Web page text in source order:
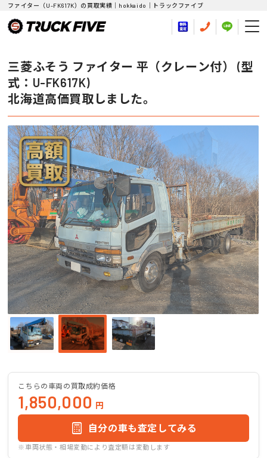
ファイター（U-FK617K）の買取実績｜hokkaido｜トラックファイブ
三菱ふそう ファイター 平（クレーン付） (型
式：U-FK617K)
北海道高価買取しました。
こちらの車両の買取成約価格
1,850,000 円
自分の車も査定してみる
※車両状態・相場変動により査定額は変動します